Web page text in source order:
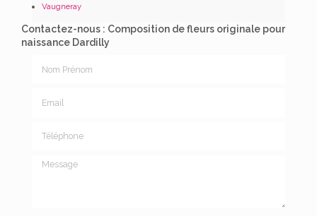
Vaugneray
Contactez-nous : Composition de fleurs originale pour
naissance Dardilly
Message